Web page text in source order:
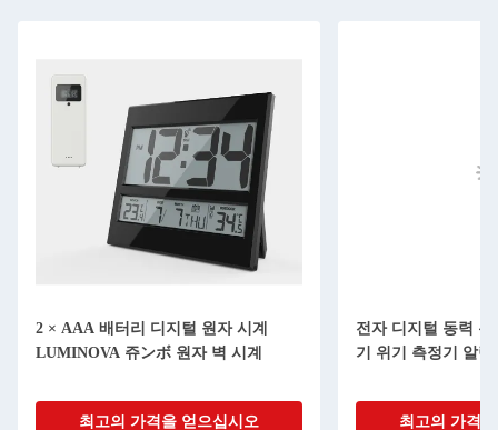
2 × AAA 배터리 디지털 원자 시계
LUMINOVA 쥬ンボ 원자 벽 시계
최고의 가격을 얻으십시오
전자 디지털 동력
기 위기 측정기 알
최고의 가격